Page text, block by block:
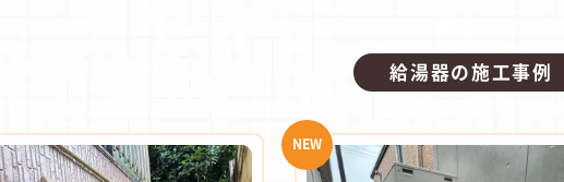
給湯器の施工事例
NEW